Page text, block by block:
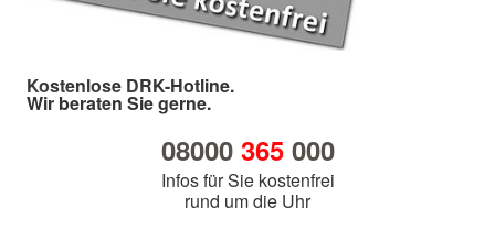
Kostenlose DRK-Hotline.
Wir beraten Sie gerne.
08000 365000
Infos für Sie kostenfrei
rund um die Uhr